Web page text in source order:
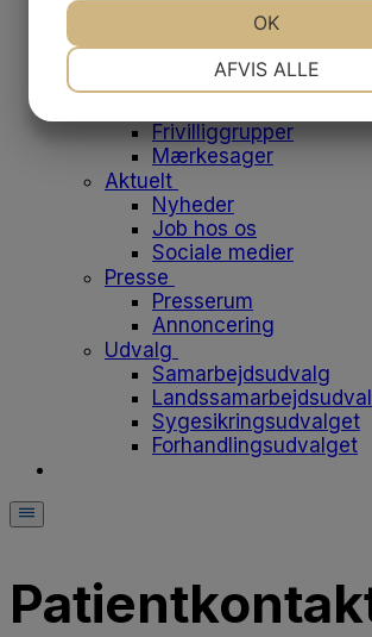
Danske Fodterapeuter
Om foreningen
Vores historie
Bestyrelsen
Frivilliggrupper
Mærkesager
Aktuelt
Nyheder
Job hos os
Sociale medier
Presse
Presserum
Annoncering
Udvalg
Samarbejdsudvalg
Sygesikringsudvalget
Forhandlingsudvalget
MARKETING
AFVIS ALLE
OK